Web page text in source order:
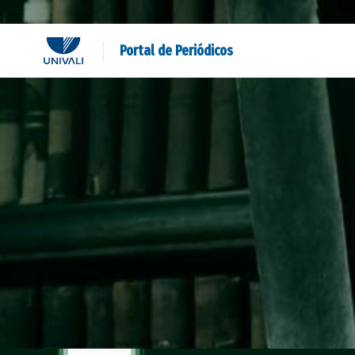
Portal de Periódicos